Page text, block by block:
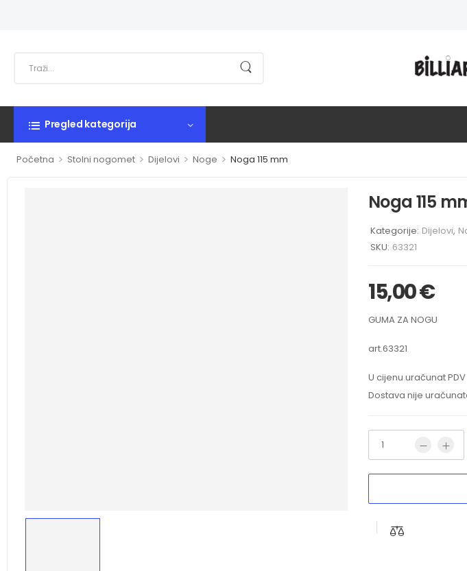
Pregled kategorija
Početna > Stolni nogomet > Dijelovi > Noge > Noga 115 mm
Noga 115
Kategorije: Dijelovi,
SKU: 63321
15,00€
GUMA ZA NOGU
art.63321
U cijenu uračunat PDV
Dostava nije